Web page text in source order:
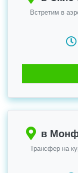
Встретим в
в
Трансфер на